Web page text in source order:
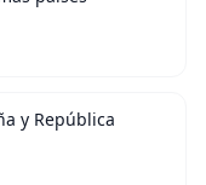
y República